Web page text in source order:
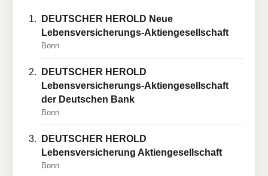
DEUTSCHER HEROLD Neue
Lebensversicherungs-Aktiengesellschaft
Bonn
DEUTSCHER HEROLD
Lebensversicherungs-Aktiengesellschaft
der Deutschen Bank
Bonn
DEUTSCHER HEROLD
Lebensversicherung Aktiengesellschaft
Bonn